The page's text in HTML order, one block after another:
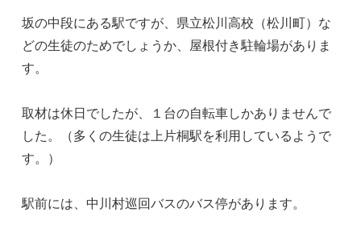
坂の中段にある駅ですが、県立松川高校（松川町）な
どの生徒のためでしょうか、屋根付き駐輪場がありま
す。
取材は休日でしたが、１台の自転車しかありませんで
した。（多くの生徒は上片桐駅を利用しているようで
す。）
駅前には、中川村巡回バスのバス停があります。